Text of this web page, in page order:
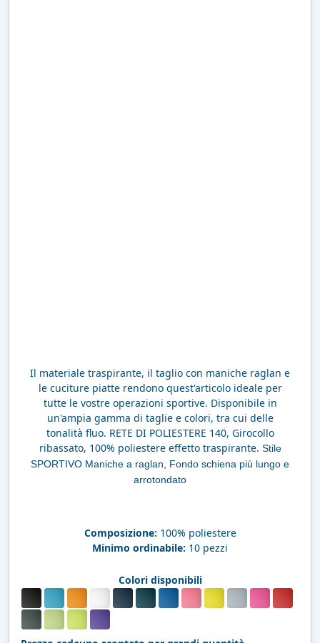
Il materiale traspirante, il taglio con maniche raglan e
le cuciture piatte rendono quest'articolo ideale per
tutte le vostre operazioni sportive. Disponibile in
un'ampia gamma di taglie e colori, tra cui delle
tonalità fluo. RETE DI POLIESTERE 140, Girocollo
ribassato, 100% poliestere effetto traspirante. Stile
SPORTIVO Maniche a raglan, Fondo schiena più lungo e
arrotondato
Composizione: 100% poliestere
Minimo ordinabile: 10 pezzi
Colori disponibili